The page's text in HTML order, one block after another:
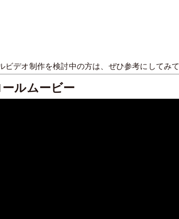
デオ制作を検討中の方は、ぜひ参考にしてみ
ルムービー